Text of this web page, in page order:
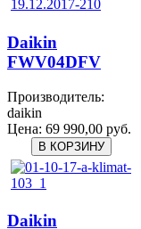
Daikin
FWV04DFV
Производитель:
daikin
Цена: 69 990,00 руб.
Daikin